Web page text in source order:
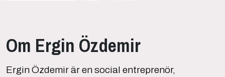
Om Ergin Özdemir
Ergin Özdemir är en social entreprenör,